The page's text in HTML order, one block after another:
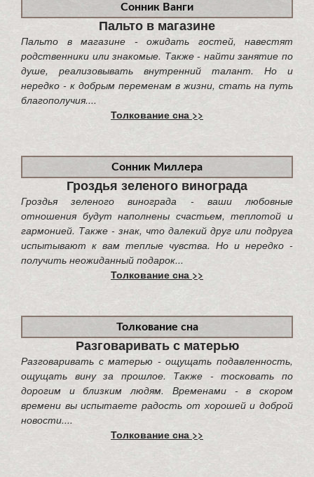
Сонник Ванги
Пальто в магазине
Пальто в магазине - ожидать гостей, навестят
родственники или знакомые. Также - найти занятие по
душе, реализовывать внутренний талант. Но и
нередко - к добрым переменам в жизни, стать на путь
благополучия....
Толкование сна >>
Сонник Миллера
Гроздья зеленого винограда
Гроздья зеленого винограда - ваши любовные
отношения будут наполнены счастьем, теплотой и
гармонией. Также - знак, что далекий друг или подруга
испытывают к вам теплые чувства. Но и нередко -
получить неожиданный подарок...
Толкование сна >>
Толкование сна
Разговаривать с матерью
Разговаривать с матерью - ощущать подавленность,
ощущать вину за прошлое. Также - тосковать по
дорогим и близким людям. Временами - в скором
времени вы испытаете радость от хорошей и доброй
новости....
Толкование сна >>